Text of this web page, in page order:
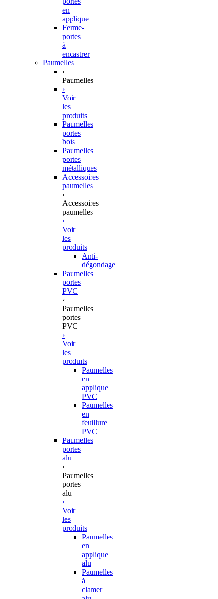
en
applique
Ferme-
portes
à
encastrer
Paumelles
‹
Paumelles
›
Voir
les
produits
Paumelles
portes
bois
Paumelles
portes
métalliques
Accessoires
paumelles
‹
Accessoires
paumelles
›
Voir
les
produits
Anti-
dégondage
Paumelles
portes
PVC
‹
Paumelles
portes
PVC
›
Voir
les
produits
Paumelles
en
applique
PVC
Paumelles
en
feuillure
PVC
Paumelles
portes
alu
‹
Paumelles
portes
alu
›
Voir
les
produits
Paumelles
en
applique
alu
Paumelles
à
clamer